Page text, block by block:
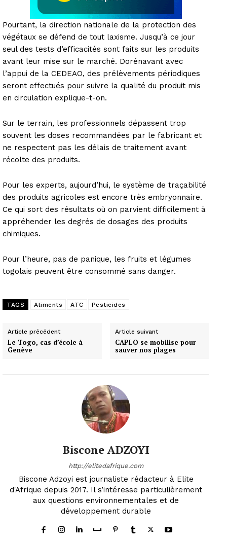
Pourtant, la direction nationale de la protection des
végétaux se défend de tout laxisme. Jusqu’à ce jour
seul des tests d’efficacités sont faits sur les produits
avant leur mise sur le marché. Dorénavant avec
l’appui de la CEDEAO, des prélèvements périodiques
seront effectués pour suivre la qualité du produit mis
en circulation explique-t-on.
Sur le terrain, les professionnels dépassent trop
souvent les doses recommandées par le fabricant et
ne respectent pas les délais de traitement avant
récolte des produits.
Pour les experts, aujourd’hui, le système de traçabilité
des produits agricoles est encore très embryonnaire.
Ce qui sort des résultats où on parvient difficilement à
appréhender les degrés de dosages des produits
chimiques.
Pour l’heure, pas de panique, les fruits et légumes
togolais peuvent être consommé sans danger.
TAGS Aliments ATC Pesticides
Article précédent
Le Togo, cas d’école à
Genève
Article suivant
CAPLO se mobilise pour
sauver nos plages
Biscone ADZOYI
http://elitedafrique.com
Biscone Adzoyi est journaliste rédacteur à Elite
d'Afrique depuis 2017. Il s’intéresse particulièrement
aux questions environnementales et de
développement durable